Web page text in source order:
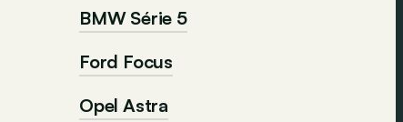
BMW Série 5
Ford Focus
Opel Astra